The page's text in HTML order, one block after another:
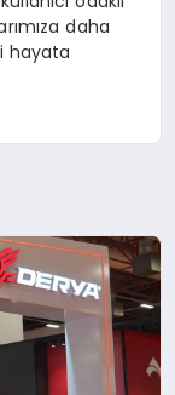
daha
hayata